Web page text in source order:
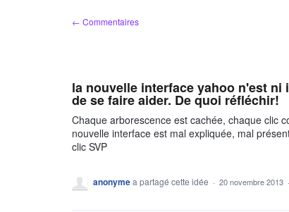
← Commentaires
la nouvelle interface yahoo n'est
de se faire aider. De quoi réfléchir!
Chaque arborescence est cachée, chaque clic
nouvelle interface est mal expliquée, mal
clic SVP
anonymea partagé cette idée · 20 novembre 2013 ·